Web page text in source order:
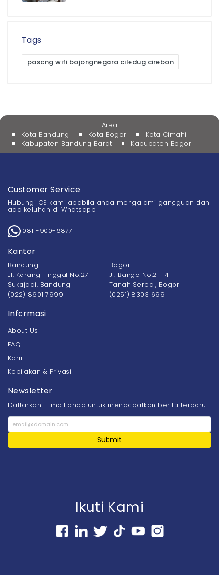
Tags
pasang wifi bojongnegara ciledug cirebon
Area
Kota Bandung
Kota Bogor
Kota Cimahi
Kabupaten Bandung Barat
Kabupaten Bogor
Customer Service
Hubungi CS kami apabila anda mengalami gangguan dan
ada keluhan di Whatsapp
0811-900-6877
Kantor
Bandung :
Jl. Karang Tinggal No.27
Sukajadi, Bandung
(022) 8601 7999
Bogor :
Jl. Bango No.2 - 4
Tanah Sereal, Bogor
(0251) 8303 699
Informasi
About Us
FAQ
Karir
Kebijakan & Privasi
Newsletter
Daftarkan E-mail anda untuk mendapatkan berita terbaru
Submit
Ikuti Kami